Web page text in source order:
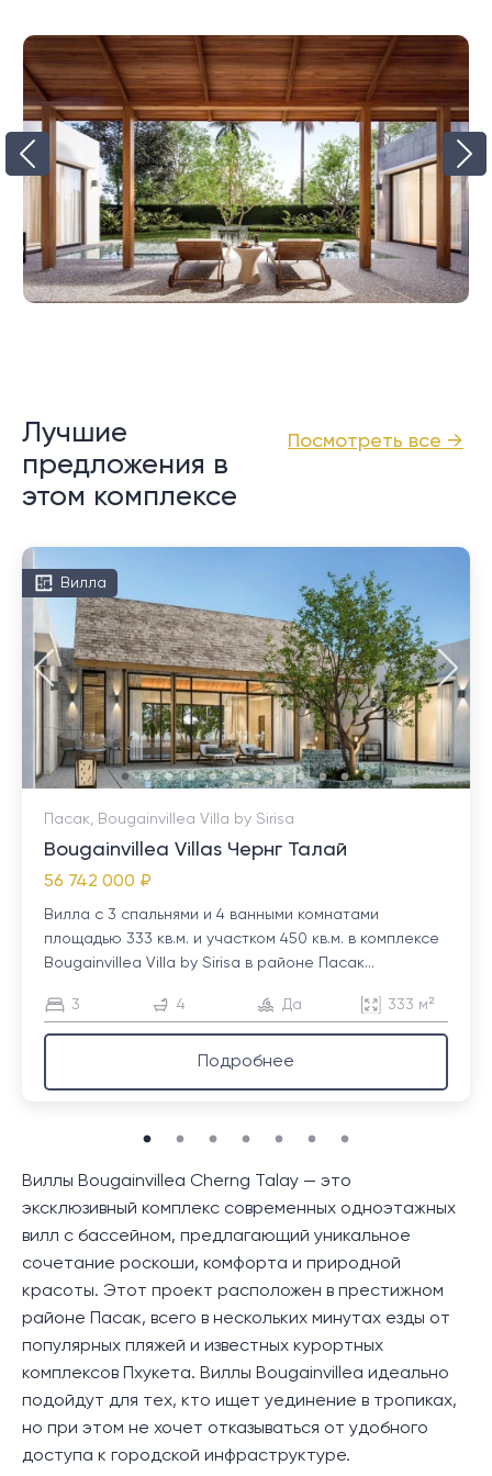
Посмотреть все →
Лучшие
предложения в
этом комплексе
Вилла
Пасак, Bougainvillea Villa by Sirisa
Bougainvillea Villas Чернг Талай
56 742 000 ₽
Вилла с 3 спальнями и 4 ванными комнатами
площадью 333 кв.м. и участком 450 кв.м. в комплексе
Bougainvillea Villa by Sirisa в районе Пасак...
3 4 Да 333 м²
Подробнее
Виллы Bougainvillea Cherng Talay — это
эксклюзивный комплекс современных одноэтажных
вилл с бассейном, предлагающий уникальное
сочетание роскоши, комфорта и природной
красоты. Этот проект расположен в престижном
районе Пасак, всего в нескольких минутах езды от
популярных пляжей и известных курортных
комплексов Пхукета. Виллы Bougainvillea идеально
подойдут для тех, кто ищет уединение в тропиках,
но при этом не хочет отказываться от удобного
доступа к городской инфраструктуре.